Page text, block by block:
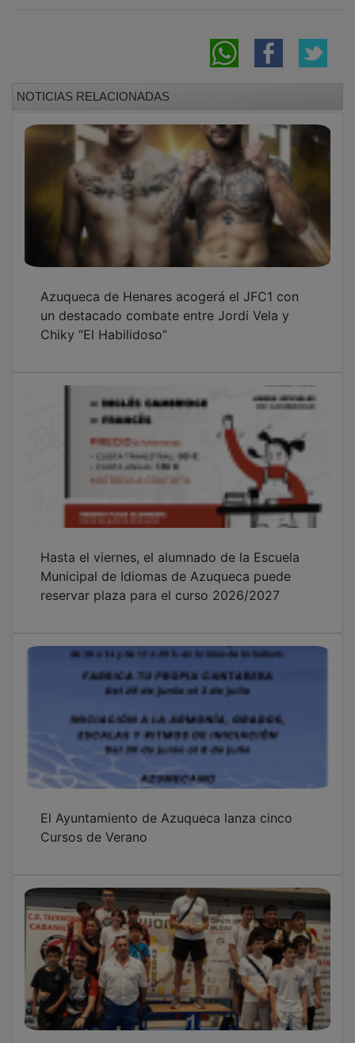
un destacado combate entre Jordi Vela y
Chiky “El Habilidoso”
Municipal de Idiomas de Azuqueca puede
reservar plaza para el curso 2026/2027
Cursos de Verano